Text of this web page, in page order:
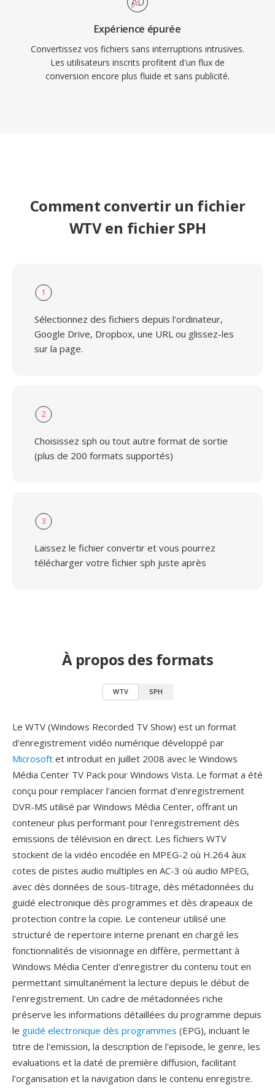
Expérience épurée
Convertissez vos fichiers sans interruptions intrusives.
Les utilisateurs inscrits profitent d'un flux de
conversion encore plus fluide et sans publicité.
Comment convertir un fichier
WTV en fichier SPH
1
Sélectionnez des fichiers depuis l'ordinateur,
Google Drive, Dropbox, une URL ou glissez-les
sur la page.
2
Choisissez sph ou tout autre format de sortie
(plus de 200 formats supportés)
3
Laissez le fichier convertir et vous pourrez
télécharger votre fichier sph juste après
À propos des formats
WTV SPH
Le WTV (Windows Recorded TV Show) est un format
d'enregistrement vidéo numérique développé par
Microsoft et introduit en juillet 2008 avec le Windows
Média Center TV Pack pour Windows Vista. Le format a été
conçu pour remplacer l'ancien format d'enregistrement
DVR-MS utilisé par Windows Média Center, offrant un
conteneur plus performant pour l'enregistrement dès
emissions de télévision en direct. Les fichiers WTV
stockent de la vidéo encodée en MPEG-2 où H.264 àux
cotes de pistes audio multiples en AC-3 où audio MPEG,
avec dès données de sous-titrage, dès métadonnées du
guidé electronique dès programmes et dès drapeaux de
protection contre la copie. Le conteneur utilisé une
structuré de repertoire interne prenant en chargé les
fonctionnalités de visionnage en diffère, permettant à
Windows Média Center d'enregistrer du contenu tout en
permettant simultanément la lecture depuis le début de
l'enregistrement. Un cadre de métadonnées riche
préserve les informations détaillées du programme depuis
le guidé electronique dès programmes (EPG), incluant le
titre de l'emission, la description de l'episode, le genre, les
evaluations et la daté de première diffusion, facilitant
l'organisation et la navigation dans le contenu enregistre.